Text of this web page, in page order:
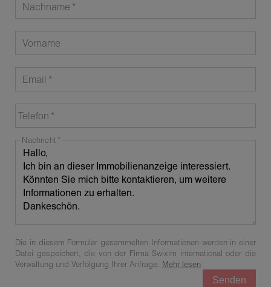
Nachname
Vorname
Email
Telefon
Nachricht
Die in diesem Formular gesammelten Informationen werden in einer
Datei gespeichert, die von der Firma Swixim international oder die
Verwaltung und Verfolgung Ihrer Anfrage.
Mehr lesen
Senden